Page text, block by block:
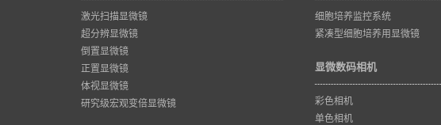
激光扫描显微镜
超分辨显微镜
倒置显微镜
正置显微镜
体视显微镜
研究级宏观变倍显微镜
细胞培养监控系统
紧凑型细胞培养用显微镜
显微数码相机
彩色相机
单色相机